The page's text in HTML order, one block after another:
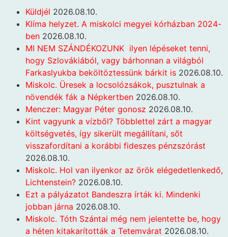
Küldjél 2026.08.10.
Klíma helyzet. A miskolci megyei kórházban 2024-
ben 2026.08.10.
MI NEM SZÁNDÉKOZUNK ilyen lépéseket tenni,
hogy Szlovákiából, vagy bárhonnan a világból
Farkaslyukba beköltöztessünk bárkit is 2026.08.10.
Miskolc. Üresek a locsolózsákok, pusztulnak a
növendék fák a Népkertben 2026.08.10.
Menczer: Magyar Péter gonosz 2026.08.10.
Kint vagyunk a vízből? Többlettel zárt a magyar
költségvetés, így sikerült megállítani, sőt
visszafordítani a korábbi fideszes pénzszórást
2026.08.10.
Miskolc. Hol van ilyenkor az örök elégedetlenkedő,
Lichtenstein? 2026.08.10.
Ezt a pályázatot Bandeszra írták ki. Mindenki
jobban járna 2026.08.10.
Miskolc. Tóth Szántai még nem jelentette be, hogy
a héten kitakarították a Tetemvárat 2026.08.10.